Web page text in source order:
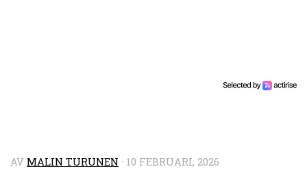
AV MALIN TURUNEN · 10 FEBRUARI, 2026